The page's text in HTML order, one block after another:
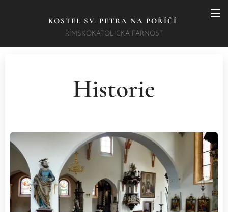
KOSTEL SV. PETRA NA POŘÍČÍ
ŘÍMSKOKATOLICKÁ FARNOST
Historie